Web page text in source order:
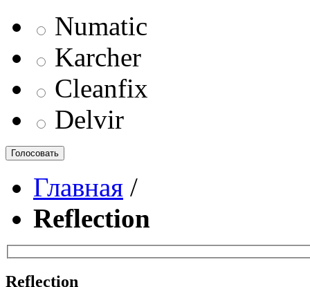
Numatic
Karcher
Cleanfix
Delvir
Голосовать
Главная /
Reflection
Reflection